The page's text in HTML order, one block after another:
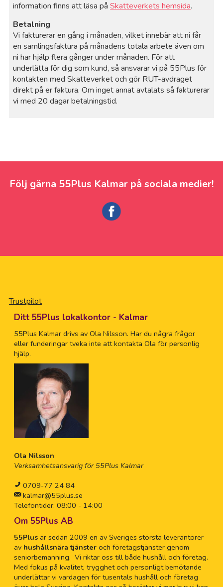
information finns att läsa påSkatteverkets hemsida.
Betalning
Vi fakturerar en gång i månaden, vilket innebär att ni får
en samlingsfaktura på månadens totala arbete även om
ni har hjälp flera gånger under månaden. För att
underlätta för dig som kund, så ansvarar vi på 55Plus för
kontakten med Skatteverket och gör RUT-avdraget
direkt på er faktura. Om inget annat avtalats så fakturerar
vi med 20 dagar betalningstid.
Följ gärna 55Plus Kalmar på sociala medier!
Trustpilot
Ditt 55Plus lokalkontor - Kalmar
55Plus Kalmar drivs av Ola Nilsson. Har du några frågor
eller funderingar tveka inte att kontakta Ola för personlig
hjälp.
Ola Nilsson
Verksamhetsansvarig för 55Plus Kalmar
0709-77 24 84
kalmar@55plus.se
Telefontider: 08:00 - 14:00
Om 55Plus AB
55Plusär sedan 2009 en av Sveriges största leverantörer
av hushållsnära tjänsteroch företagstjänster genom
seniorbemanning. Vi riktar oss till både hushåll och företag.
Med fokus på kvalitet, trygghet och personligt bemötande
underlättar vi vardagen för tusentals hushåll och företag